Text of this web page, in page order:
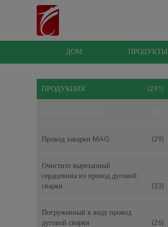
ДОМ ПРОДУКТЫ
ПРОДУКЦИЯ (291)
Провод заварки MAG (29)
Очистите вырезанный
сердцевина из провод дуговой
сварки
(33)
Погруженный в воду провод
дуговой сварки
(26)